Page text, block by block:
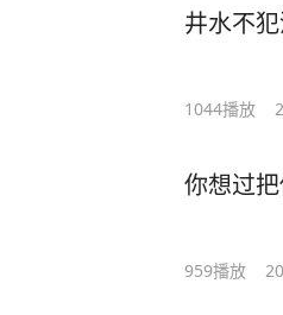
井水不
1044播放
你想过
959播放